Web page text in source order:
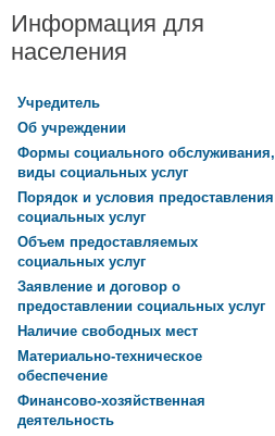
Информация для
населения
Учредитель
Об учреждении
Формы социального обслуживания,
виды социальных услуг
Порядок и условия предоставления
социальных услуг
Объем предоставляемых
социальных услуг
Заявление и договор о
предоставлении социальных услуг
Наличие свободных мест
Материально-техническое
обеспечение
Финансово-хозяйственная
деятельность